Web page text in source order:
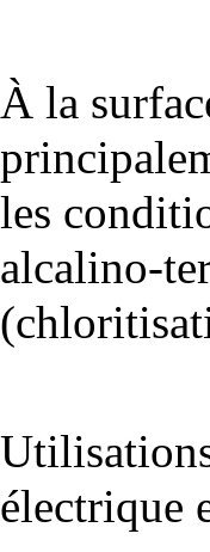
À la
les
alcalino-
électrique